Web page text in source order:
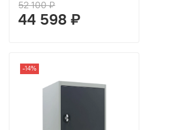
52 100 ₽
44 598 ₽
-14%